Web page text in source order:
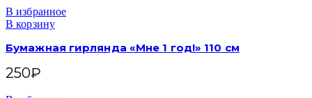
В избранное
В корзину
Бумажная гирлянда «Мне 1 год!» 110 см
250₽